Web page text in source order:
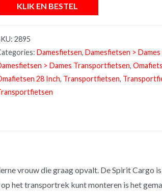
KLIK EN BESTEL
2895
Damesfietsen,Damesfietsen >
> Dames Transportfietsen,
28 Inch, Transportfietsen,
vrouw die graag opvalt. De Spirit Cargo
het transportrek kunt monteren is het